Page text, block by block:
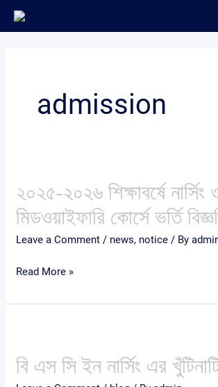
Skip
admission
২০২৫-২০২৬ শিক্ষাবর্ষে নার্সিং
মিডওয়াইফারি কোর্সে ভর্তি
Leave a Comment / news, notice / By
২০২৫-২০২৬
শিক্ষাবর্ষে
নার্সিং
ও
Read More »
বি এস সি ইন নার্সিং এর
সি
ইন